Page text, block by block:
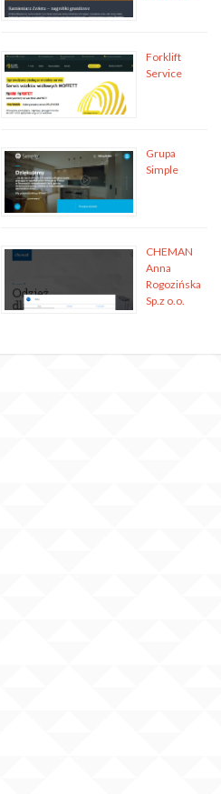
Forklift
Service
Grupa
Simple
CHEMAN
Anna
Rogozińska
Sp.z o.o.